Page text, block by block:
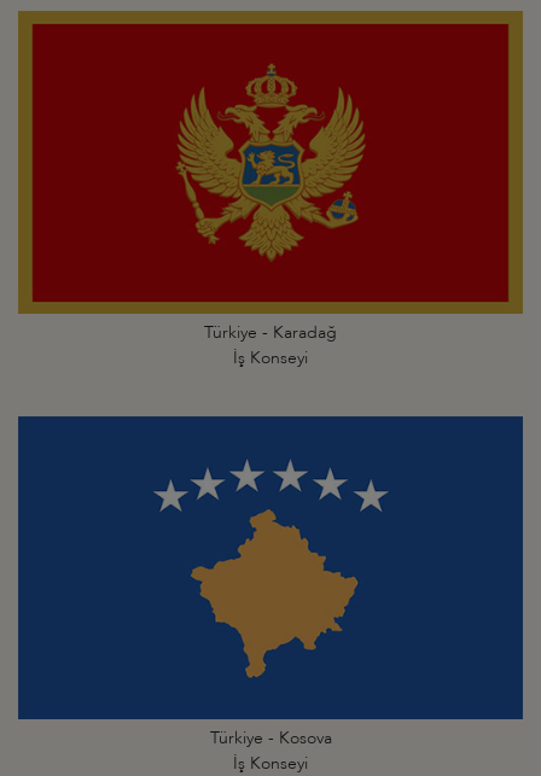
Türkiye - Karadağ
İş Konseyi
Türkiye - Kosova
İş Konseyi